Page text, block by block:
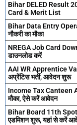
Bihar DELED Result
Card & Merit List
Bihar Data Entry
नौकरी का मौका
NREGA Job Card
डाउनलोड करें
AAI WR Apprentice
अप्रेंटिस भर्ती, आवेदन शुरू
Income Tax Canteen
मौका, ऐसे करें आवेदन
Bihar Board 11th Spot
एडमिशन शुरू, यहां से करें